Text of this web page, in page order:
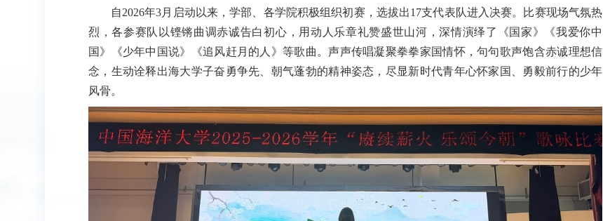
自2026年3月启动以来，学部、各学院积极组织初赛，选拔出17支代表队进入决赛。比赛现场气氛热
烈，各参赛队以铿锵曲调赤诚告白初心，用动人乐章礼赞盛世山河，深情演绎了《国家》《我爱你中
国》《少年中国说》《追风赶月的人》等歌曲。声声传唱凝聚拳拳家国情怀，句句歌声饱含赤诚理想信
念，生动诠释出海大学子奋勇争先、朝气蓬勃的精神姿态，尽显新时代青年心怀家国、勇毅前行的少年
风骨。